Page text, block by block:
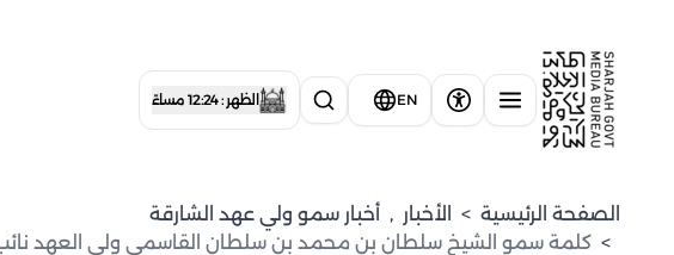
EN الظهر : 12:24 مساءً
الصفحة الرئيسية > الأخبار , ⁠أخبار سمو ولي عهد الشارقة
> كلمة سمو الشيخ سلطان بن محمد بن سلطان القاسمي ولي العهد نائب حاكم